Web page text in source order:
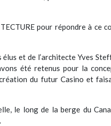
pour répondre à ce
et de l’architecte Yves
été retenus pour la
du futur Casino et
le long de la berge du